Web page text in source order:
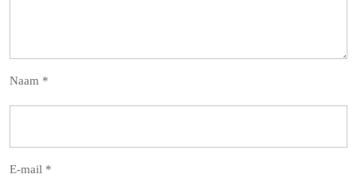
Naam *
E-mail *